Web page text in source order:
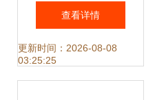
建智慧应急体系的
网络技术服务新范
查看详情
更新时间：2026-08-08
03:25:25